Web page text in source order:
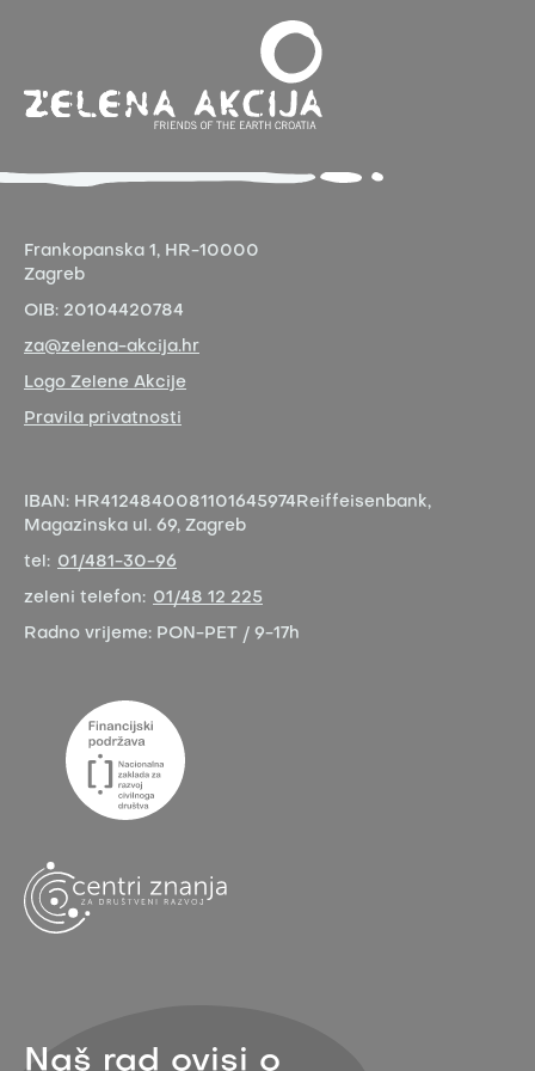
Frankopanska 1, HR-10000
Zagreb
OIB: 20104420784
za@zelena-akcija.hr
Logo Zelene Akcije
Pravila privatnosti
IBAN: HR4124840081101645974 Reiffeisenbank,
Magazinska ul. 69, Zagreb
tel: 01/481-30-96
zeleni telefon: 01/48 12 225
Radno vrijeme: PON-PET / 9-17h
Naš rad ovisi o